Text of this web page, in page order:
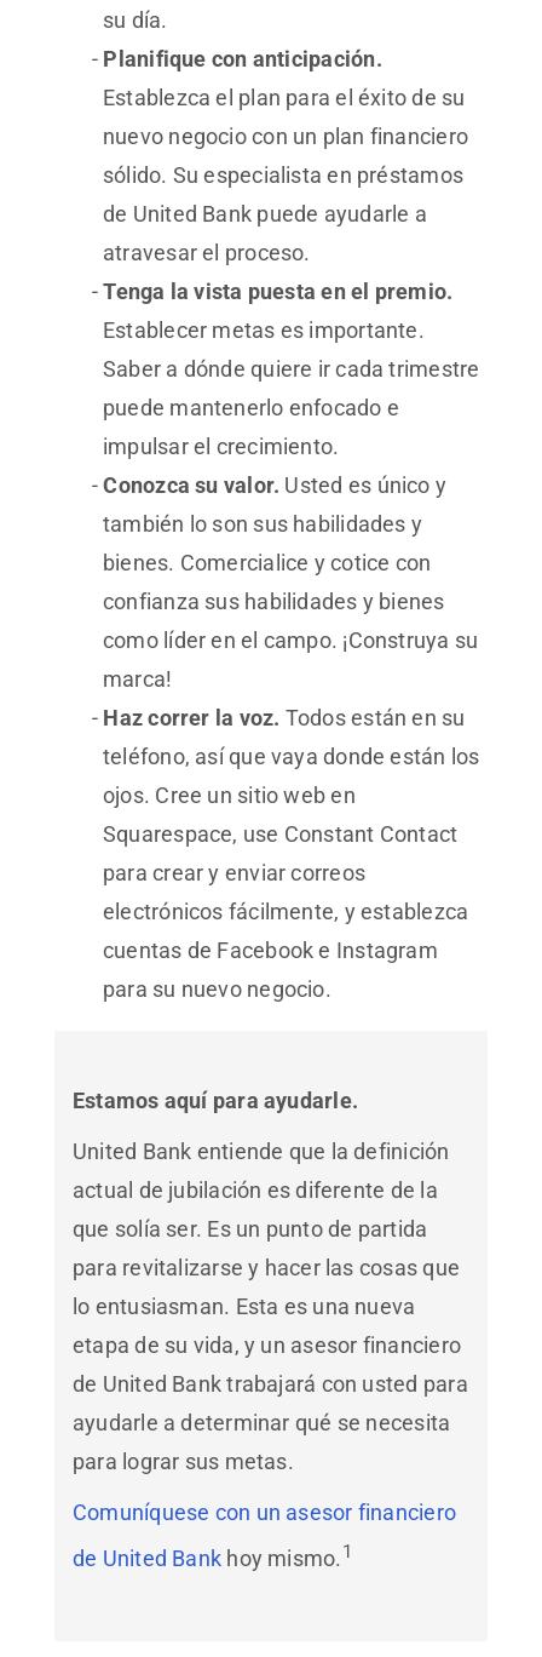
su día.
Planifique con anticipación.
Establezca el plan para el éxito de su
nuevo negocio con un plan financiero
sólido. Su especialista en préstamos
de United Bank puede ayudarle a
atravesar el proceso.
Tenga la vista puesta en el premio.
Establecer metas es importante.
Saber a dónde quiere ir cada trimestre
puede mantenerlo enfocado e
impulsar el crecimiento.
Conozca su valor. Usted es único y
también lo son sus habilidades y
bienes. Comercialice y cotice con
confianza sus habilidades y bienes
como líder en el campo. ¡Construya su
marca!
Haz correr la voz. Todos están en su
teléfono, así que vaya donde están los
ojos. Cree un sitio web en
Squarespace, use Constant Contact
para crear y enviar correos
electrónicos fácilmente, y establezca
cuentas de Facebook e Instagram
para su nuevo negocio.
Estamos aquí para ayudarle.
United Bank entiende que la definición
actual de jubilación es diferente de la
que solía ser. Es un punto de partida
para revitalizarse y hacer las cosas que
lo entusiasman. Esta es una nueva
etapa de su vida, y un asesor financiero
de United Bank trabajará con usted para
ayudarle a determinar qué se necesita
para lograr sus metas.
Comuníquese con un asesor financiero
de United Bank hoy mismo. 1